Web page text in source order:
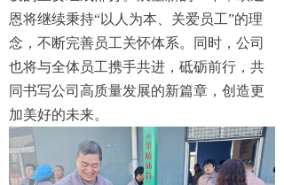
恩将继续秉持“以人为本、关爱员工”的理
念，不断完善员工关怀体系。同时，公司
也将与全体员工携手共进，砥砺前行，共
同书写公司高质量发展的新篇章，创造更
加美好的未来。